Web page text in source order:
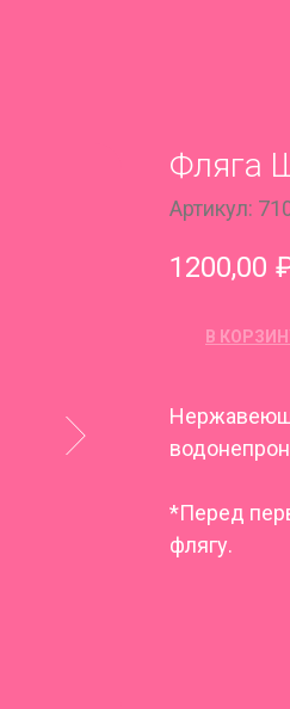
Фляга
Артикул:
1200,00
В
*Перед
флягу.